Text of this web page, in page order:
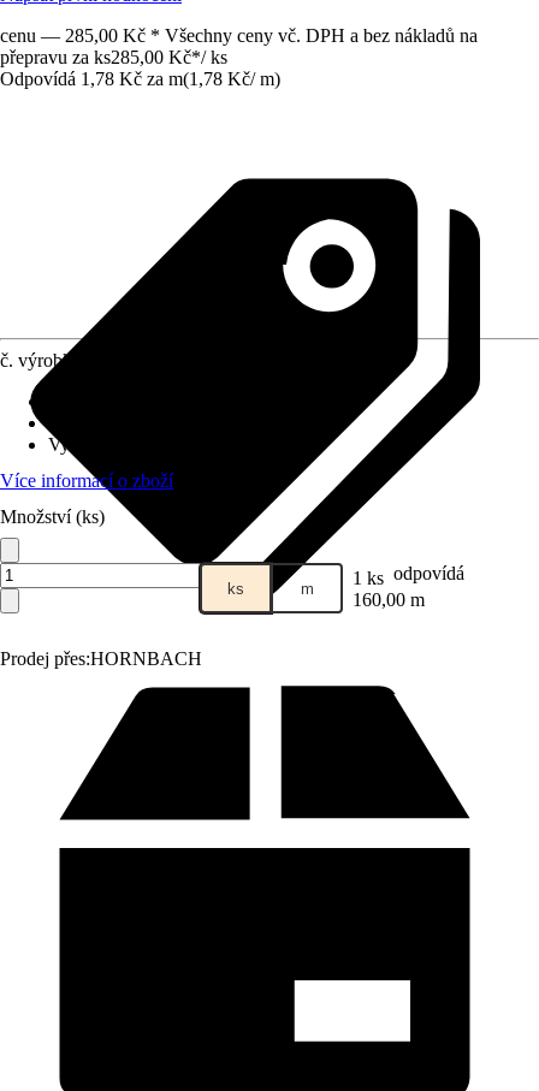
cenu — 285,00 Kč * Všechny ceny vč. DPH a bez nákladů na
přepravu za ks285,00 Kč*/ ks
Odpovídá 1,78 Kč za m(1,78 Kč/ m)
Prodej přes:HORNBACH
č. výrobku
Využití
Více informací o zboží
Množství (ks)
ks m 1 ks odpovídá
160,00 m